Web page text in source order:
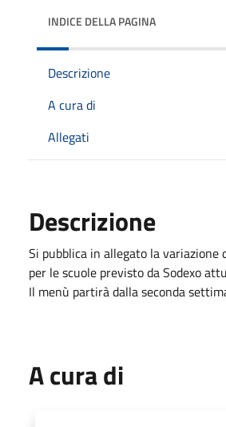
INDICE DELLA PAGINA
Descrizione
A cura di
Allegati
Descrizione
Si pubblica in allegato la variazione
per le scuole previsto da Sodexo
Il menù partirà dalla seconda
A cura di